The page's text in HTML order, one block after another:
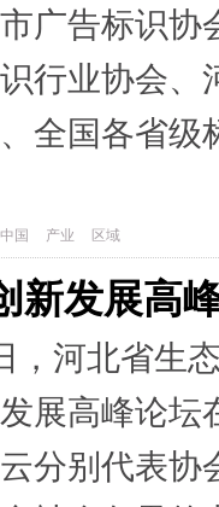
广告标识协
行业协会、
全国各省
中国 产业 区域
新发展高
，河北省生
展高峰论
分别代表协